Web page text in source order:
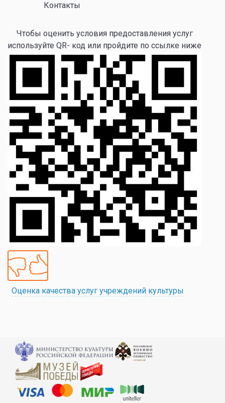
Контакты
Чтобы оценить условия предоставления услуг
используйте QR- код или пройдите по ссылке ниже
Оценка качества услуг учреждений культуры